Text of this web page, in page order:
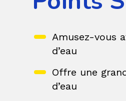
Amusez-vous
d’eau
Offre une
d’eau